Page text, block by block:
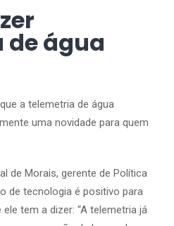
água
a telemetria de água
uma novidade para quem
de Morais, gerente de Política
de tecnologia é positivo para
tem a dizer: “A telemetria já